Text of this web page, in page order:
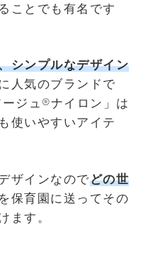
ことでも有名です
シンプルなデザイン
人気のブランドで
ジュ®ナイロン」は
使いやすいアイテ
ザインなのでどの世
保育園に送ってその
ます。